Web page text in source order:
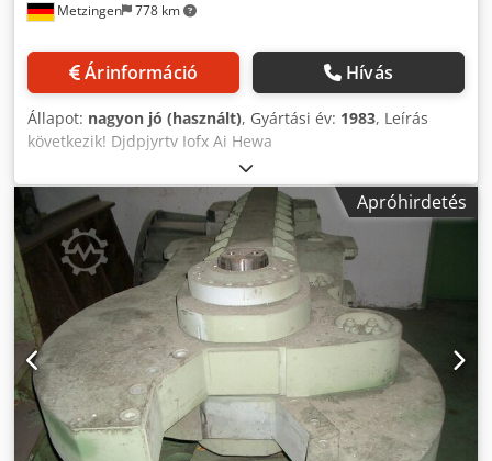
Metzingen 778 km
Árinformáció Hívás
Állapot: nagyon jó (használt), Gyártási év: 1983, Leírás
következik! Djdpjyrtv Iofx Ai Hewa
Apróhirdetés